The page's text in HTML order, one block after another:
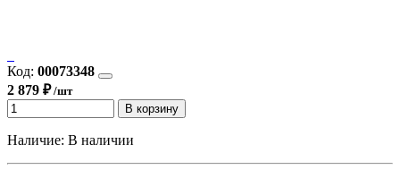
Код: 00073348
2 879 ₽/шт
В корзину
Наличие: В наличии